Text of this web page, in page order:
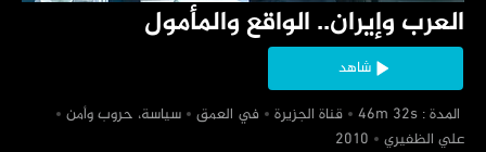
‏العرب وإيران.. الواقع والمأمول
شاهد
‏ المدة : 46m 32s
‏قناة الجزيرة ‏في العمق
‏سياسة، حروب وأمن
‏علي الظفيري